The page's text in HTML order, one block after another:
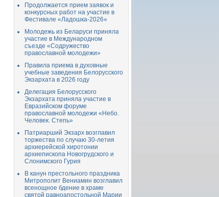
Продолжается прием заявок и
конкурсных работ на участие в
Фестивале «Ладошка-2026»
Молодежь из Беларуси приняла
участие в Международном
съезде «Содружество
православной молодежи»
Правила приема в духовные
учебные заведения Белорусского
Экзархата в 2026 году
Делегация Белорусского
Экзархата приняла участие в
Евразийском форуме
православной молодежи «Небо.
Человек. Степь»
Патриарший Экзарх возглавил
торжества по случаю 30-летия
архиерейской хиротонии
архиепископа Новогрудского и
Слонимского Гурия
В канун престольного праздника
Митрополит Вениамин возглавил
всенощное бдение в храме
святой равноапостольной Марии